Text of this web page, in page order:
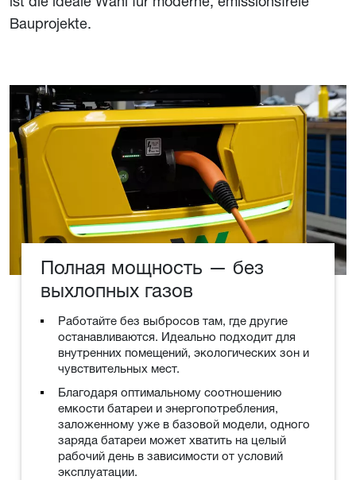
Bauprojekte.
Полная мощность — без
выхлопных газов
Работайте без выбросов там, где другие
останавливаются. Идеально подходит для
внутренних помещений, экологических зон и
чувствительных мест.
Благодаря оптимальному соотношению
емкости батареи и энергопотребления,
заложенному уже в базовой модели, одного
заряда батареи может хватить на целый
рабочий день в зависимости от условий
эксплуатации.